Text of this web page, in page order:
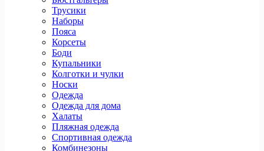
Трусики
Наборы
Пояса
Корсеты
Боди
Купальники
Колготки и чулки
Носки
Одежда
Одежда для дома
Халаты
Пляжная одежда
Спортивная одежда
Комбинезоны